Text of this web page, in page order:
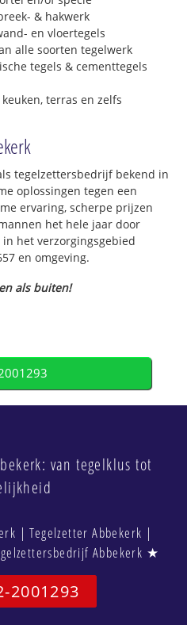
& hakwerk
en vloertegels
alle soorten tegelwerk
tegels & cementtegels
terras en zelfs
tegelzettersbedrijf bekend in
oplossingen tegen een
ervaring, scherpe prijzen
het hele jaar door
het verzorgingsgebied
en omgeving.
als buiten!
van tegelklus tot
| Tegelzetter Abbekerk |
Abbekerk ★
2001293